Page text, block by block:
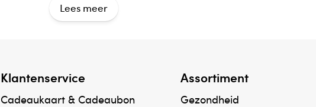
Lees meer
Klantenservice
Cadeaukaart & Cadeaubon
Assortiment
Gezondheid